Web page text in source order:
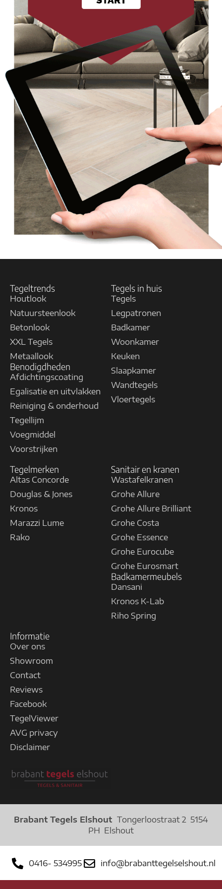
Tegeltrends
Houtlook
Natuursteenlook
Betonlook
XXL Tegels
Metaallook
Benodigdheden
Afdichtingscoating
Egalisatie en uitvlakken
Reiniging & onderhoud
Tegellijm
Voegmiddel
Voorstrijken
Tegels in huis
Tegels
Legpatronen
Badkamer
Woonkamer
Keuken
Slaapkamer
Wandtegels
Vloertegels
Tegelmerken
Altas Concorde
Douglas & Jones
Kronos
Marazzi Lume
Rako
Sanitair en kranen
Wastafelkranen
Grohe Allure
Grohe Allure Brilliant
Grohe Costa
Grohe Essence
Grohe Eurocube
Grohe Eurosmart
Badkamermeubels
Dansani
Kronos K-Lab
Riho Spring
Informatie
Over ons
Showroom
Contact
Reviews
Facebook
TegelViewer
AVG privacy
Disclaimer
Brabant Tegels Elshout Tongerloostraat 2 5154
PH Elshout
0416- 534995 info@brabanttegelselshout.nl